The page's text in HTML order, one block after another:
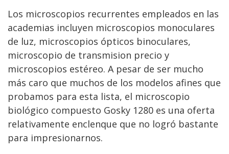
Los microscopios recurrentes empleados en las
academias incluyen microscopios monoculares
de luz, microscopios ópticos binoculares,
microscopio de transmision precio y
microscopios estéreo. A pesar de ser mucho
más caro que muchos de los modelos afines que
probamos para esta lista, el microscopio
biológico compuesto Gosky 1280 es una oferta
relativamente enclenque que no logró bastante
para impresionarnos.